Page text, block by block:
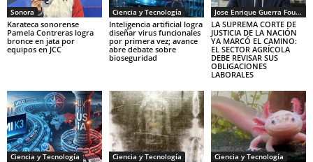
Sonora
Karateca sonorense
Pamela Contreras logra
bronce en jata por
equipos en JCC
Ciencia y Tecnología
Inteligencia artificial logra
diseñar virus funcionales
por primera vez; avance
abre debate sobre
bioseguridad
Jose Enrique Guerra Fourcade
LA SUPREMA CORTE DE
JUSTICIA DE LA NACIÓN
YA MARCÓ EL CAMINO:
EL SECTOR AGRÍCOLA
DEBE REVISAR SUS
OBLIGACIONES
LABORALES
Ciencia y Tecnología Ciencia y Tecnología Ciencia y Tecnología